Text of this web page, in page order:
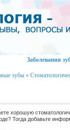
Заболевания
зубы »
хорошую
Тогда добавьте